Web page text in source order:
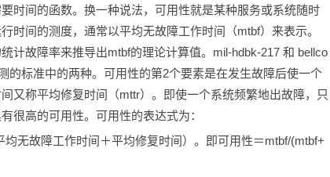
间的函数。换一种说法，可用性就是某种服务或系统随时
时间的测度，通常以平均无故障工作时间（mtbf）来表示。
计故障率来推导出mtbf的理论计算值。mil-hdbk-217 和 bellco
的标准中的两种。可用性的第2个要素是在发生故障后使一个
又称平均修复时间（mttr）。即使一个系统频繁地出故障，只
很高的可用性。可用性的表达式为：
故障工作时间＋平均修复时间）。即可用性＝mtbf/(mtbf+